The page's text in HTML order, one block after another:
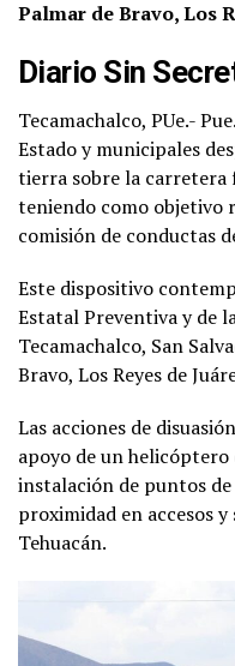
Palmar de Bravo, Los
Diario Sin
Tecamachalco, PUe.-
Estado y municipales
tierra sobre la carretera
teniendo como objetivo
comisión de conductas
Este dispositivo
Estatal Preventiva y de
Tecamachalco, San
Bravo, Los Reyes de
Las acciones de
apoyo de un helicóptero
instalación de puntos
proximidad en accesos
Tehuacán.